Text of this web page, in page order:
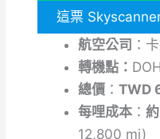
這票
航空公司 ：
轉機點： DOH
總價： TWD
每哩成本：
12,800 mi)